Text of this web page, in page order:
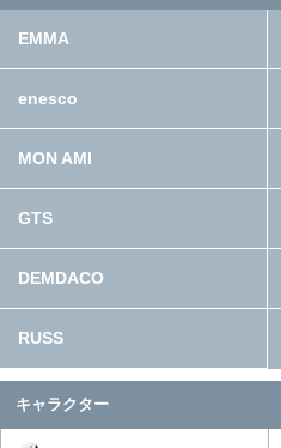
EMMA
enesco
MON AMI
GTS
DEMDACO
RUSS
キャラクター